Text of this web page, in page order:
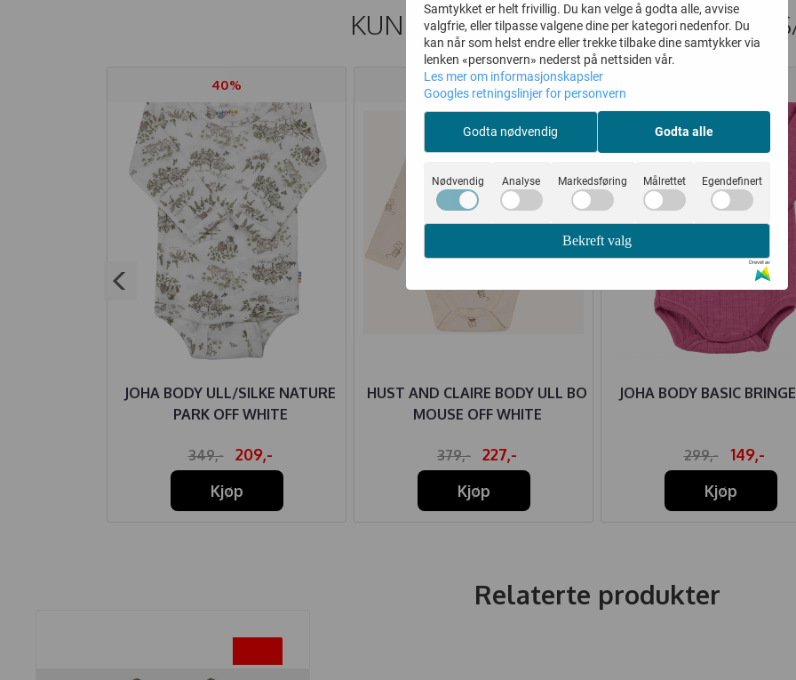
KUNDER SOM SÅ PÅ DETTE SÅ
40%
JOHA BODY ULL/SILKE NATURE
PARK OFF WHITE
349,-
209,-
Kjøp
40%
HUST AND CLAIRE BODY ULL BO
MOUSE OFF WHITE
379,-
227,-
Kjøp
JOHA BODY BASIC
299,-
149,-
Kjøp
Relaterte produkter
Samtykket er helt frivillig. Du kan velge å godta alle, avvise
valgfrie, eller tilpasse valgene dine per kategori nedenfor. Du
kan når som helst endre eller trekke tilbake dine samtykker via
lenken «personvern» nederst på nettsiden vår.
Les mer om informasjonskapsler
Googles retningslinjer for personvern
Godta nødvendig Godta alle
Nødvendig Analyse Markedsføring Målrettet Egendefinert
Bekreft valg
Drevet av